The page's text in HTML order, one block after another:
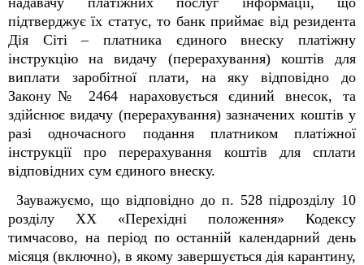
підтверджує їх статус, то банк приймає від резидента
Дія Сіті – платника єдиного внеску платіжну
інструкцію на видачу (перерахування) коштів для
виплати заробітної плати, на яку відповідно до
Закону№ 2464 нараховується єдиний внесок, та
здійснює видачу (перерахування) зазначених коштів у
разі одночасного подання платником платіжної
інструкції про перерахування коштів для сплати
відповідних сум єдиного внеску.
Зауважуємо, що відповідно до п. 528 підрозділу 10
розділу XX «Перехідні положення» Кодексу
тимчасово, на період по останній календарний день
місяця (включно), в якому завершується дія карантину,